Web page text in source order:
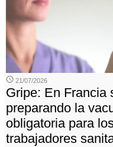
21/07/2026
Gripe: En Francia
preparando la
obligatoria para
trabajadores